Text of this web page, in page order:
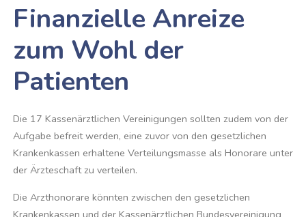
Finanzielle Anreize
zum Wohl der
Patienten
Die 17 Kassenärztlichen Vereinigungen sollten zudem von der
Aufgabe befreit werden, eine zuvor von den gesetzlichen
Krankenkassen erhaltene Verteilungsmasse als Honorare unter
der Ärzteschaft zu verteilen.
Die Arzthonorare könnten zwischen den gesetzlichen
Krankenkassen und der Kassenärztlichen Bundesvereinigung